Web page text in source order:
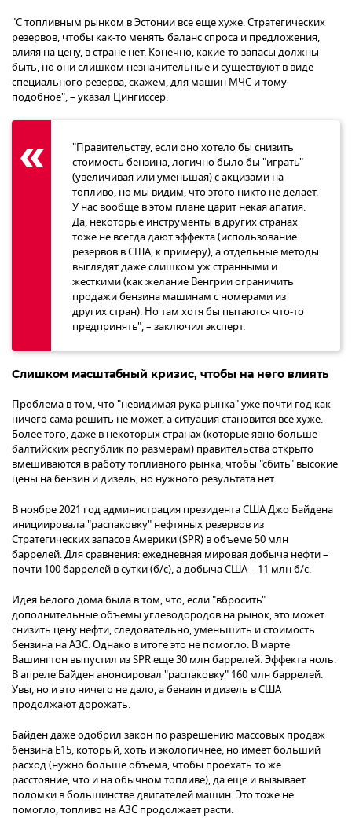
"С топливным рынком в Эстонии все еще хуже. Стратегических
резервов, чтобы как-то менять баланс спроса и предложения,
влияя на цену, в стране нет. Конечно, какие-то запасы должны
быть, но они слишком незначительные и существуют в виде
специального резерва, скажем, для машин МЧС и тому
подобное", – указал Цингиссер.
"Правительству, если оно хотело бы снизить
стоимость бензина, логично было бы "играть"
(увеличивая или уменьшая) с акцизами на
топливо, но мы видим, что этого никто не делает.
У нас вообще в этом плане царит некая апатия.
Да, некоторые инструменты в других странах
тоже не всегда дают эффекта (использование
резервов в США, к примеру), а отдельные методы
выглядят даже слишком уж странными и
жесткими (как желание Венгрии ограничить
продажи бензина машинам с номерами из
других стран). Но там хотя бы пытаются что-то
предпринять", – заключил эксперт.
Слишком масштабный кризис, чтобы на него влиять
Проблема в том, что "невидимая рука рынка" уже почти год как
ничего сама решить не может, а ситуация становится все хуже.
Более того, даже в некоторых странах (которые явно больше
балтийских республик по размерам) правительства открыто
вмешиваются в работу топливного рынка, чтобы "сбить" высокие
цены на бензин и дизель, но нужного результата нет.
В ноябре 2021 год администрация президента США Джо Байдена
инициировала "распаковку" нефтяных резервов из
Стратегических запасов Америки (SPR) в объеме 50 млн
баррелей. Для сравнения: ежедневная мировая добыча нефти –
почти 100 баррелей в сутки (б/с), а добыча США – 11 млн б/с.
Идея Белого дома была в том, что, если "вбросить"
дополнительные объемы углеводородов на рынок, это может
снизить цену нефти, следовательно, уменьшить и стоимость
бензина на АЗС. Однако в итоге это не помогло. В марте
Вашингтон выпустил из SPR еще 30 млн баррелей. Эффекта ноль.
В апреле Байден анонсировал "распаковку" 160 млн баррелей.
Увы, но и это ничего не дало, а бензин и дизель в США
продолжают дорожать.
Байден даже одобрил закон по разрешению массовых продаж
бензина E15, который, хоть и экологичнее, но имеет больший
расход (нужно больше объема, чтобы проехать то же
расстояние, что и на обычном топливе), да еще и вызывает
поломки в большинстве двигателей машин. Это тоже не
помогло, топливо на АЗС продолжает расти.